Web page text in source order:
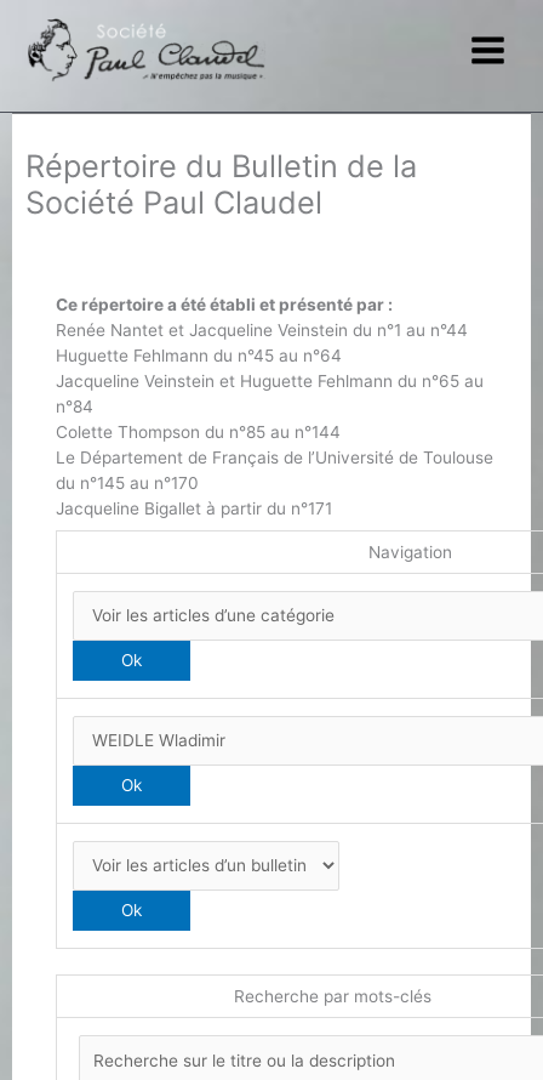
contenu
Répertoire du Bulletin de la
Société Paul Claudel
Ce répertoire a été établi et présenté par :
Renée Nantet et Jacqueline Veinstein du n°1 au n°44
Huguette Fehlmann du n°45 au n°64
Jacqueline Veinstein et Huguette Fehlmann du n°65 au
n°84
Colette Thompson du n°85 au n°144
Le Département de Français de l’Université de Toulouse
du n°145 au n°170
Jacqueline Bigallet à partir du n°171
Navigation
Recherche par mots-clés